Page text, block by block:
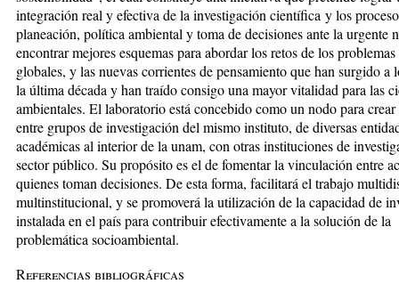
integración real y efectiva de la investigación científica y los
planeación, política ambiental y toma de decisiones ante la urgente
encontrar mejores esquemas para abordar los retos de los
globales, y las nuevas corrientes de pensamiento que han surgido a
la última década y han traído consigo una mayor vitalidad para las
ambientales. El laboratorio está concebido como un nodo para crear
entre grupos de investigación del mismo instituto, de diversas
académicas al interior de la unam, con otras instituciones de
sector público. Su propósito es el de fomentar la vinculación entre
quienes toman decisiones. De esta forma, facilitará el trabajo
multinstitucional, y se promoverá la utilización de la capacidad de
instalada en el país para contribuir efectivamente a la solución de la
problemática socioambiental.
Referencias bibliográficas